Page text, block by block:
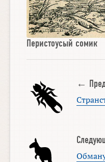
Перистоусый сомик
←